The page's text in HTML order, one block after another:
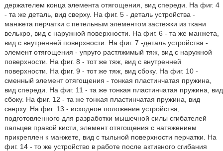
держателем конца элемента отягощения, вид спереди. На фиг. 4
- та же деталь, вид сверху. На фиг. 5 - деталь устройства -
манжета перчатки с петельным элементом застежки из ткани
велькро, вид с наружной поверхности. На фиг. 6 - та же манжета,
вид с внутренней поверхности. На фиг. 7 -деталь устройства -
элемент отягощения - упруго растяжимый тяж, вид с наружной
поверхности. На фиг. 8 - тот же тяж, вид с внутренней
поверхности. На фиг. 9 - тот же тяж, вид сбоку. На фиг. 10 -
сменный элемент отягощения - тонкая пластинчатая пружина,
вид спереди. На фиг. 11 - та же тонкая пластинчатая пружина, вид
сбоку. На фиг. 12 - та же тонкая пластинчатая пружина, вид
сверху. На фиг. 13 - исходное положение устройства,
подготовленного для разработки мышечной силы сгибателей
пальцев правой кисти, элемент отягощения с натяжением
прикреплен к манжете, вид с тыльной поверхности перчатки. На
фиг. 14 - то же устройство в работе после активного сгибания